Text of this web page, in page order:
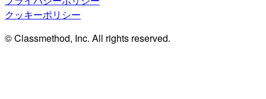
クッキーポリシー
© Classmethod, Inc. All rights reserved.